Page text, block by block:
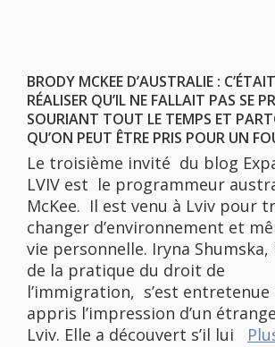
BRODY MCKEE D’AUSTRALIE :
RÉALISER QU’IL NE FALLAIT PAS SE
SOURIANT TOUT LE TEMPS ET
QU’ON PEUT ÊTRE PRIS POUR UN
Le troisième invité du blog
LVIV est le programmeur
McKee. Il est venu à Lviv pour
changer d’environnement et
vie personnelle. Iryna
de la pratique du droit de
l’immigration, s’est entretenue
appris l’impression d’un
Lviv. Elle a découvert s’il lui